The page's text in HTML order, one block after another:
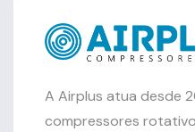
A Airplus atua desde
compressores